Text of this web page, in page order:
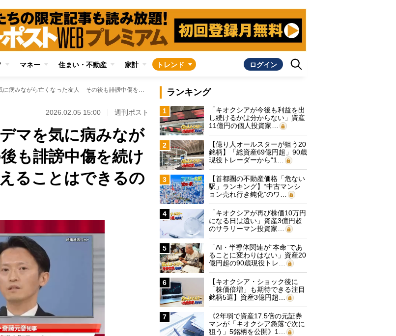
マネー 住まい・不動産 家計 トレンド ログイン
【法律相談】ネット上のデマを気に病みながら亡くなった友人 その後も誹謗中傷を続ける加害者を名誉棄損で訴えることはできるのか？ 弁護士が解説
2026.02.05 15:00 週刊ポスト
マを気に病みなが
も誹謗中傷を続け
ることはできるの
ランキング
1
「キオクシアが今後も利益を出
し続けるかは分からない」資産
11億円の個人投資家…
2
【億り人オールスターが狙う20
銘柄】「総資産69億円超」90歳
現役トレーダーから“1…
3
【首都圏の不動産価格「危ない
駅」ランキング】“中古マンシ
ョン売れ行き鈍化”のワ…
4
「キオクシアが再び株価10万円
になる日は遠い」資産3億円超
のサラリーマン投資家…
5
「AI・半導体関連が“本命”であ
ることに変わりはない」資産20
億円超の90歳現役トレ…
6
【キオクシア・ショック後に
「株価倍増」も期待できる注目
銘柄5選】資産3億円超…
7
《2年弱で資産17.5倍の元証券
マンが「キオクシア急落で次に
狙う」5銘柄を公開》1…